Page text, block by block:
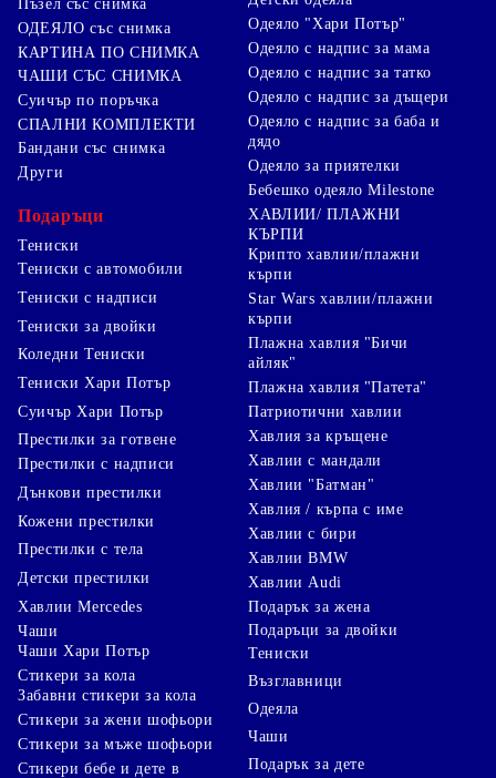
Пъзел със снимка
ОДЕЯЛО със снимка
КАРТИНА ПО СНИМКА
ЧАШИ СЪС СНИМКА
Суичър по поръчка
СПАЛНИ КОМПЛЕКТИ
Бандани със снимка
Други
Подаръци
Тениски
Тениски с автомобили
Тениски с надписи
Тениски за двойки
Коледни Тениски
Тениски Хари Потър
Суичър Хари Потър
Престилки за готвене
Престилки с надписи
Дънкови престилки
Кожени престилки
Престилки с тела
Детски престилки
Одеяло "Хари Потър"
Одеяло с надпис за мама
Одеяло с надпис за татко
Одеяло с надпис за дъщери
Одеяло с надпис за баба и
дядо
Одеяло за приятелки
Бебешко одеяло Milestone
ХАВЛИИ/ ПЛАЖНИ
КЪРПИ
Крипто хавлии/плажни
кърпи
Star Wars хавлии/плажни
кърпи
Плажна хавлия "Бичи
айляк"
Плажна хавлия "Патета"
Патриотични хавлии
Хавлия за кръщене
Хавлии с мандали
Хавлии "Батман"
Хавлия / кърпа с име
Хавлии с бири
Хавлии BMW
Хавлии Audi
Хавлии Mercedes
Чаши
Чаши Хари Потър
Стикери за кола
Забавни стикери за кола
Стикери за жени шофьори
Стикери за мъже шофьори
Стикери бебе и дете в
Подарък за жена
Подаръци за двойки
Тениски
Възглавници
Одеяла
Чаши
Подарък за дете